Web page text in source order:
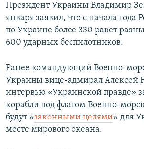
Президент Украины Владимир
января заявил, что с начала года
по Украине более 330 ракет
600 ударных беспилотников.
Ранее командующий Военно-
Украины вице-адмирал Алексей
интервью «Украинской правде»
корабли под флагом Военно-
будут «законными целями» для
месте мирового океана.